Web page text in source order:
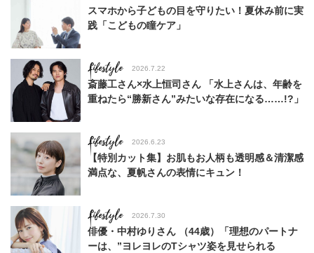
スマホから子どもの目を守りたい！夏休み前に実
践「こどもの瞳ケア」
Lifestyle 2026.7.22
斎藤工さん×水上恒司さん 「水上さんは、年齢を
重ねたら“勝新さん”みたいな存在になる……!?」
Lifestyle 2026.6.23
【特別カット集】お肌もお人柄も透明感＆清潔感
満点な、夏帆さんの表情にキュン！
Lifestyle 2026.7.30
俳優・中村ゆりさん （44歳）「理想のパートナ
ーは、”ヨレヨレのTシャツ姿を見せられる